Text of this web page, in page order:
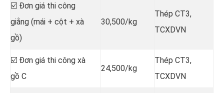
☑️ Đơn giá thi công
giằng (mái + cột + xà
gồ)
30,500/kg
Thép CT3,
TCXDVN
☑️ Đơn giá thi công xà
gồ C
24,500/kg
Thép CT3,
TCXDVN